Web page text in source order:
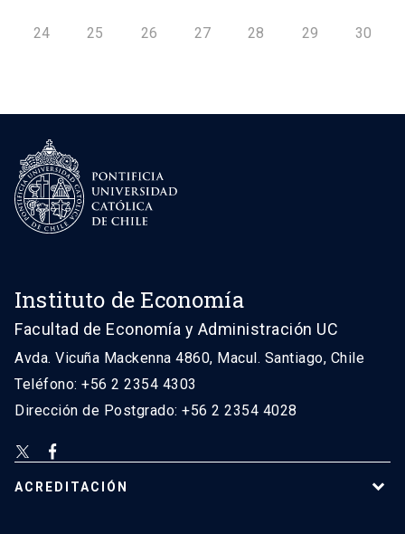
24 25 26 27 28 29 30
Instituto de Economía
Facultad de Economía y Administración UC
Avda. Vicuña Mackenna 4860, Macul. Santiago, Chile
Teléfono: +56 2 2354 4303
Dirección de Postgrado: +56 2 2354 4028
ACREDITACIÓN